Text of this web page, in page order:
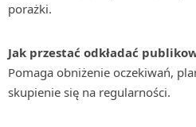
porażki.
Jak przestać odkładać
Pomaga obniżenie oczekiwań,
skupienie się na regularności.